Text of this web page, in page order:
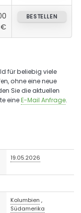
€
BESTELLEN
für beliebig viele
ohne eine neue
Sie die aktuellen
eineE-Mail Anfrage.
19.05.2026
Kolumbien ,
Südamerika